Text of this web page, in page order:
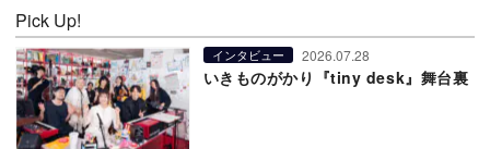
Pick Up!
インタビュー 2026.07.28
いきものがかり『tiny desk』舞台裏